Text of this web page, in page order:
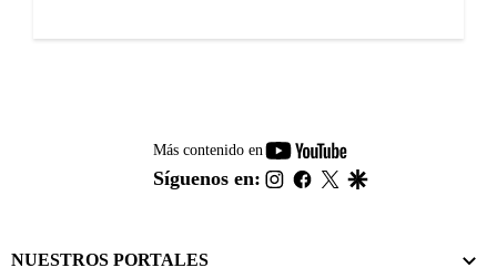
Más contenido en
youtube-
footer
Síguenos en: instagram
facebook
twitter
NUESTROS PORTALES